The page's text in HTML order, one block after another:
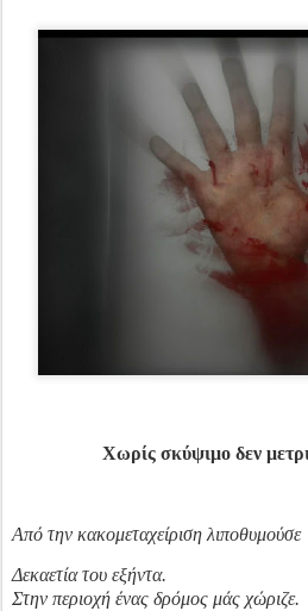
Χωρίς σκύψιμο δεν
Από την κακομεταχείριση λιποθυμούσε
Δεκαετία του εξήντα.
Στην περιοχή ένας δρόμος μάς χώριζε.